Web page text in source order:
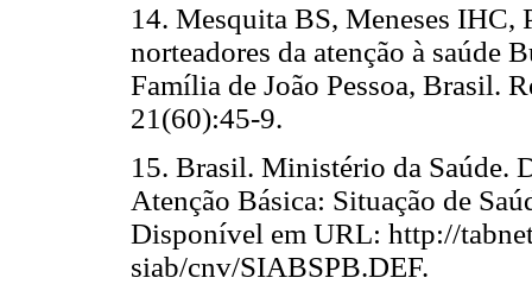
14. Mesquita BS, Meneses IHC,
norteadores da atenção à saúde
Família de João Pessoa, Brasil.
21(60):45-9.
15. Brasil. Ministério da Saúde.
Atenção Básica: Situação de
Disponível em URL: http://
siab/cnv/SIABSPB.DEF.